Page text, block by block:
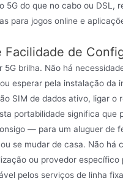
5G do que no cabo ou DSL,
para jogos online e
Facilidade de
5G brilha. Não há
esperar pela instalação da
SIM de dados ativo, ligar o
portabilidade significa que
— para um aluguer de
se mudar de casa. Não há
ou provedor específico
pelos serviços de linha